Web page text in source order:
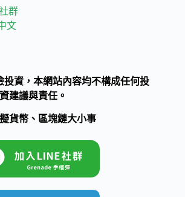
群
文
投資，本網站內容均不構成任何投
資建議與責任。
貨幣、區塊鏈大小事